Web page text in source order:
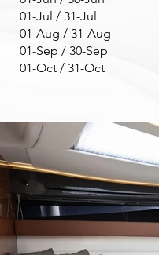
01-Jul / 31-Jul
01-Aug / 31-Aug
01-Sep / 30-Sep
01-Oct / 31-Oct